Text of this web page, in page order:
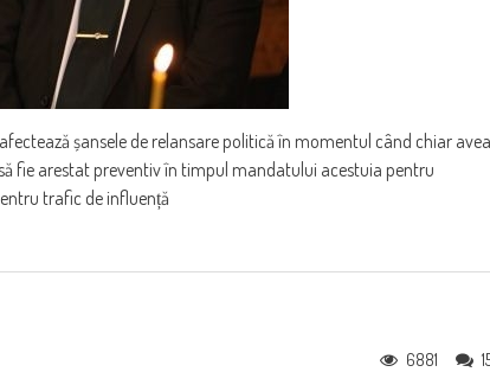
șansele de relansare politică în momentul când chiar avea
fie arestat preventiv în timpul mandatului acestuia pentru
trafic de influență
6881